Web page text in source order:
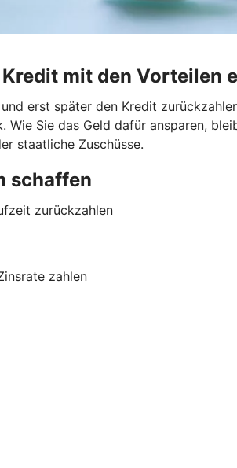
mit den Vorteilen
erst später den Kredit
Wie Sie das Geld dafür ansparen,
staatliche Zuschüsse.
schaffen
zurückzahlen
zahlen